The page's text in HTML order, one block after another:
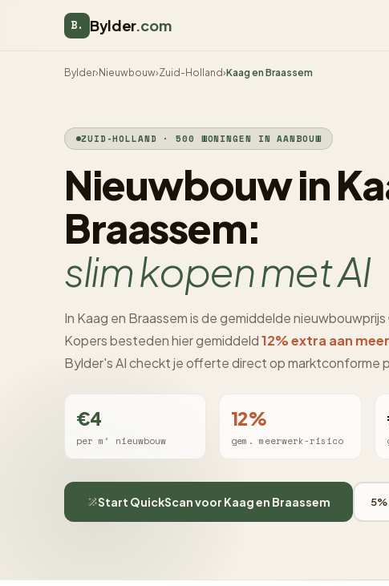
B. Bylder.com
Bylder› Nieuwbouw›Zuid-Holland›Kaag en Braassem
ZUID-HOLLAND · 500 WONINGEN IN AANBOUW
Nieuwbouw in
Braassem:
slim kopen met AI
In Kaag en Braassem is de gemiddelde nieuwbouwprijs
Kopers besteden hier gemiddeld12% extra aan
Bylder's AI checkt je offerte direct op marktconforme
€4
per m² nieuwbouw
12%
gem. meerwerk-risico
Start QuickScan voor Kaag en Braassem